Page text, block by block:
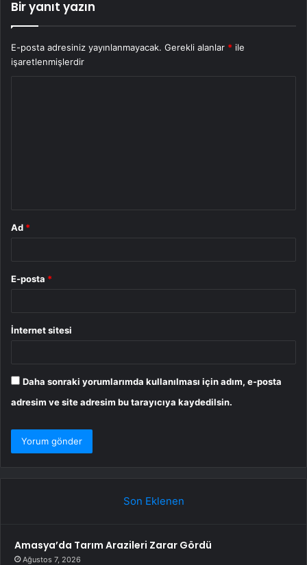
Bir yanıt yazın
E-posta adresiniz yayınlanmayacak. Gerekli alanlar * ile
işaretlenmişlerdir
Ad *
E-posta *
İnternet sitesi
Daha sonraki yorumlarımda kullanılması için adım, e-posta
adresim ve site adresim bu tarayıcıya kaydedilsin.
Son Eklenen
Amasya’da Tarım Arazileri Zarar Gördü
Ağustos 7, 2026